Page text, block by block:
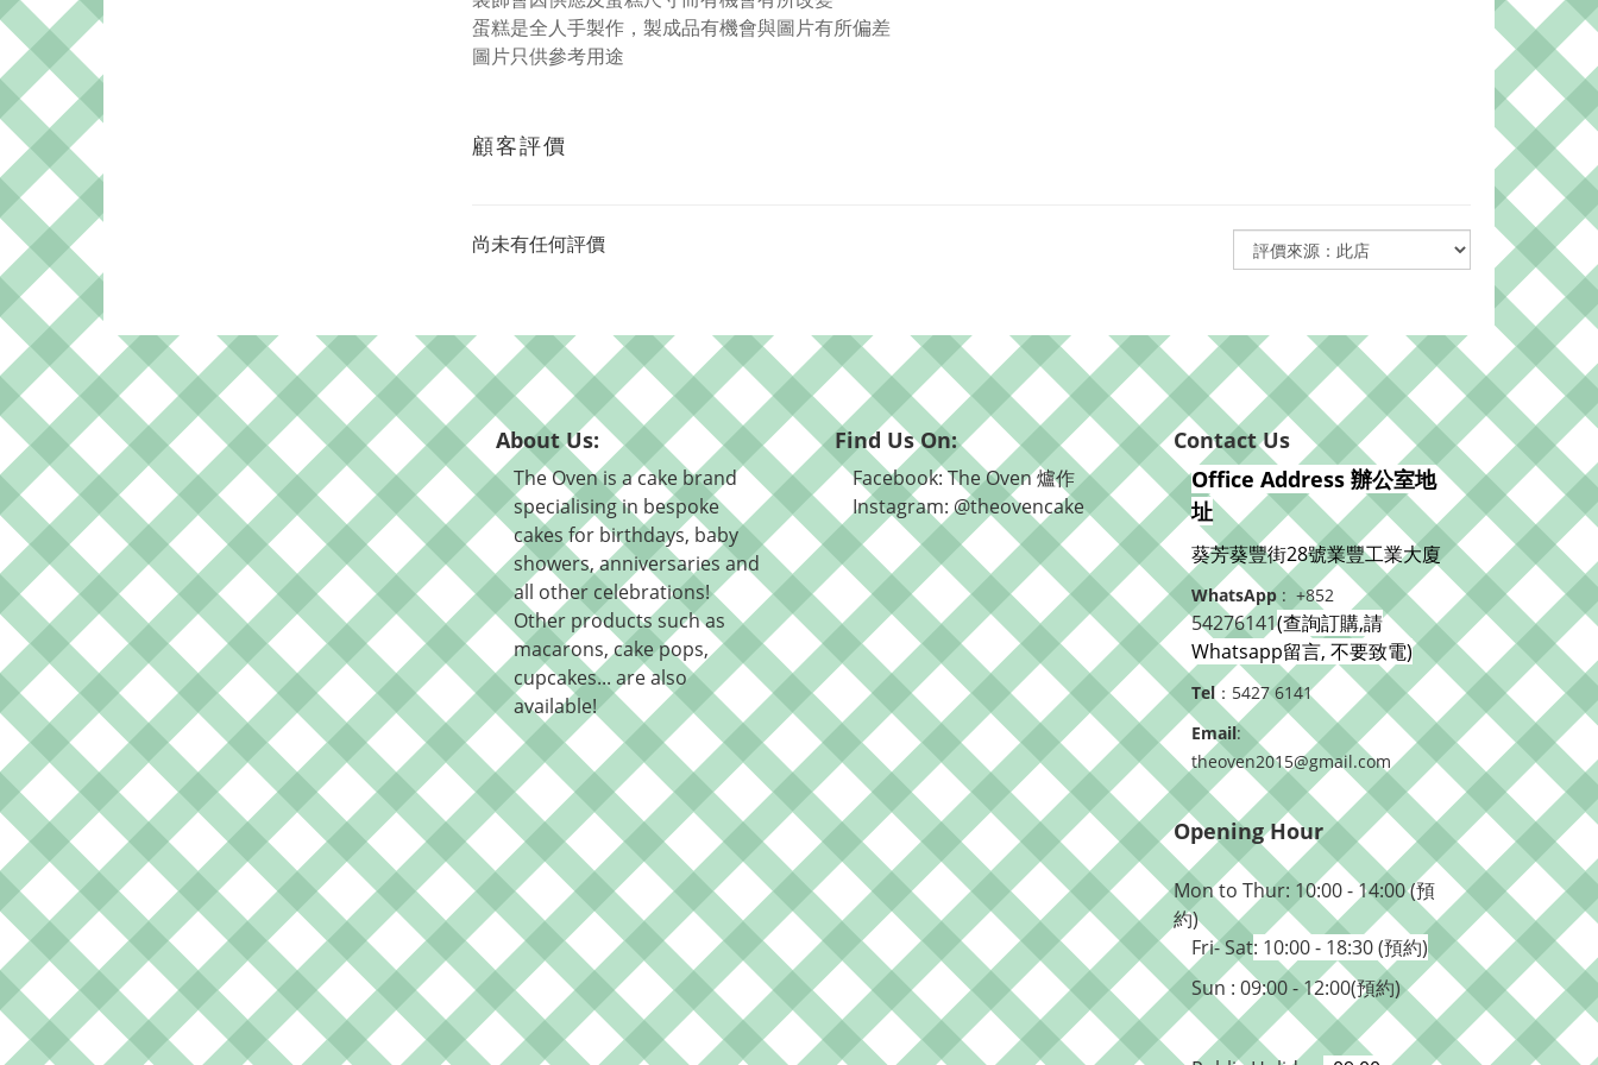
蛋糕是全人手製作，製成品有機會與圖片有所偏差
圖片只供參考用途
顧客評價
尚未有任何評價
About Us:
The Oven is a cake brand
specialising in bespoke
cakes for birthdays, baby
showers, anniversaries and
all other celebrations!
Other products such as
macarons, cake pops,
cupcakes... are also
available!
Find Us On:
Facebook: The Oven 爐作
Instagram: @theovencake
Contact Us
Office Address 辦公室地
址
葵芳葵豐街28號業豐工業大廈
WhatsApp : +852
54276141(查詢訂購,請
Whatsapp留言, 不要致電)
Tel：5427 6141
Email:
theoven2015@gmail.com
Opening Hour
Mon to Thur: 10:00 - 14:00 (預
約)
Fri- Sat: 10:00 - 18:30 (預約)
Sun : 09:00 - 12:00(預約)